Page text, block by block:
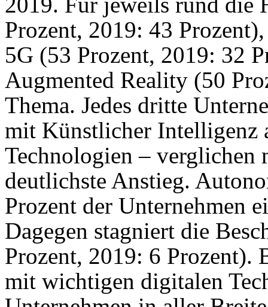
Prozent, 2019: 43
5G (53 Prozent, 2019: 32
Augmented Reality (50
Thema. Jedes dritte
mit Künstlicher Intelligenz
Technologien – verglichen
deutlichste Anstieg.
Prozent der Unternehmen
Dagegen stagniert die
Prozent, 2019: 6 Prozent).
mit wichtigen digitalen